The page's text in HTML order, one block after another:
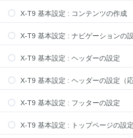
X-T9 基本設定 : コンテンツの作成
X-T9 基本設定 : ナビゲーションの
X-T9 基本設定 : ヘッダーの設定
X-T9 基本設定 : ヘッダーの設定（応
X-T9 基本設定 : フッターの設定
X-T9 基本設定 : トップページの設定